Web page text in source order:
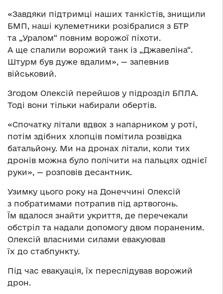
«Завдяки підтримці наших танкістів, знищили
БМП, наші кулеметники розібралися з БТР
та „Уралом“ повним ворожої піхоти.
А ще спалили ворожий танк із „Джавеліна“.
Штурм був дуже вдалим», — запевнив
військовий.
Згодом Олексій перейшов у підрозділ БПЛА.
Тоді вони тільки набирали обертів.
«Спочатку літали вдвох з напарником у роті,
потім здібних хлопців помітила розвідка
батальйону. Ми на дронах літали, коли тих
дронів можна було полічити на пальцях однієї
руки», — розповів десантник.
Узимку цього року на Донеччині Олексій
з побратимами потрапив під артвогонь.
Їм вдалося знайти укриття, де перечекали
обстріл та надали допомогу двом пораненим.
Олексій власними силами евакуював
їх до стабпункту.
Під час евакуація, їх переслідував ворожий
дрон.